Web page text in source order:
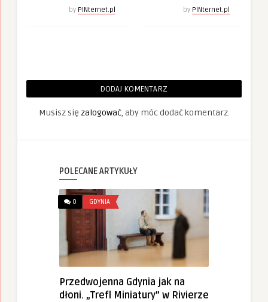
by PINternet.pl by PINternet.pl
DODAJ KOMENTARZ
Musisz się zalogować, aby móc dodać komentarz.
POLECANE ARTYKUŁY
0 GDYNIA
Przedwojenna Gdynia jak na
dłoni. „Trefl Miniatury” w Rivierze